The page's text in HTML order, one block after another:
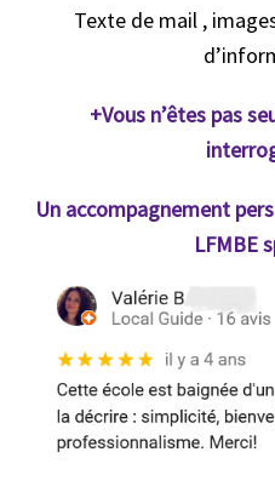
Texte de mail ,
+Vous n’êtes pas
Un accompagnement
LFMBE